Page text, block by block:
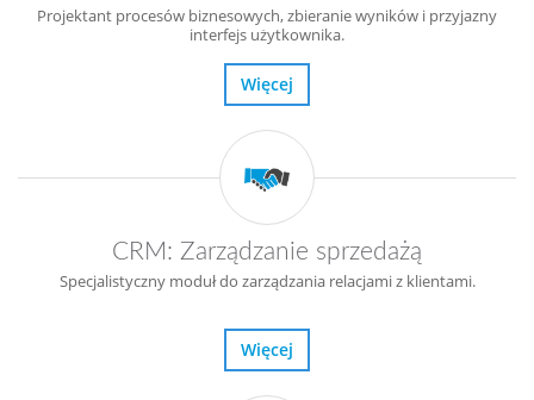
Projektant procesów biznesowych, zbieranie wyników i przyjazny
interfejs użytkownika.
Więcej
CRM: Zarządzanie sprzedażą
Specjalistyczny moduł do zarządzania relacjami z klientami.
Więcej